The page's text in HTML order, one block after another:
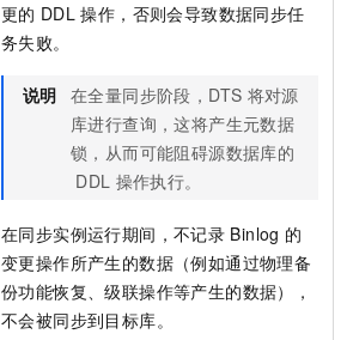
更的 DDL 操作，否则会导致数据同步任
务失败。
说明 在全量同步阶段，DTS 将对源
库进行查询，这将产生元数据
锁，从而可能阻碍源数据库的
DDL 操作执行。
在同步实例运行期间，不记录 Binlog 的
变更操作所产生的数据（例如通过物理备
份功能恢复、级联操作等产生的数据），
不会被同步到目标库。